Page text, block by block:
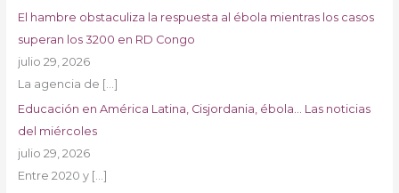
El hambre obstaculiza la respuesta al ébola mientras los casos
superan los 3200 en RD Congo
julio 29, 2026
La agencia de […]
Educación en América Latina, Cisjordania, ébola… Las noticias
del miércoles
julio 29, 2026
Entre 2020 y […]